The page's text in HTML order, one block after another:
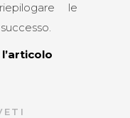
le